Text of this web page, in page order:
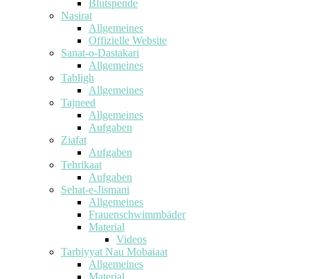
Blutspende
Nasirat
Allgemeines
Offizielle Website
Sanat-o-Dastakari
Allgemeines
Tabligh
Allgemeines
Tajneed
Allgemeines
Aufgaben
Ziafat
Aufgaben
Tehrikaat
Aufgaben
Sehat-e-Jismani
Allgemeines
Frauenschwimmbäder
Material
Videos
Tarbiyyat Nau Mobaiaat
Allgemeines
Material